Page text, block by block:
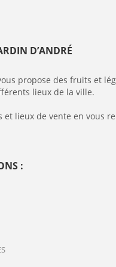
D’ANDRÉ
propose des fruits et
lieux de la ville.
et lieux de vente en vous
: